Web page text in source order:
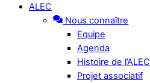
ALEC
Nous connaître
Equipe
Agenda
Histoire de l’ALEC
Projet associatif